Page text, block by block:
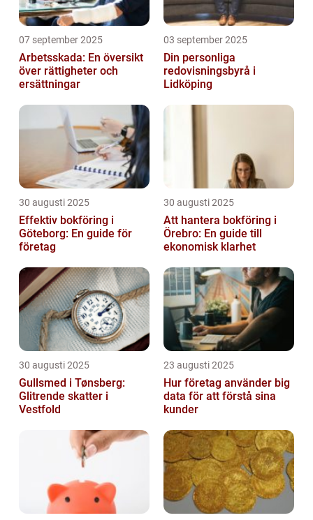
07 september 2025
Arbetsskada: En översikt
över rättigheter och
ersättningar
03 september 2025
Din personliga
redovisningsbyrå i
Lidköping
30 augusti 2025
Effektiv bokföring i
Göteborg: En guide för
företag
30 augusti 2025
Att hantera bokföring i
Örebro: En guide till
ekonomisk klarhet
30 augusti 2025
Gullsmed i Tønsberg:
Glitrende skatter i
Vestfold
23 augusti 2025
Hur företag använder big
data för att förstå sina
kunder